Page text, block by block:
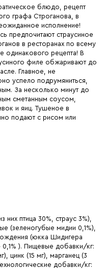
блюдо, рецепт
графа Строганова, в
исполнение!
предпочитают страусиное
в ресторанах по всему
одинакового рецепта! В
филе обжаривают до
Главное, не
успело подрумяниться,
За несколько минут до
сметанным соусом,
и яиц. Тушеное в
подают с рисом или
птица 30%, страус 3%),
(зеленогубые мидии 0,1%),
(юкка Шидигера
). Пищевые добавки/кг:
цинк (15 мг), марганец (3
добавки/кг: